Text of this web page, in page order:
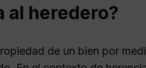
al heredero?
de un bien por